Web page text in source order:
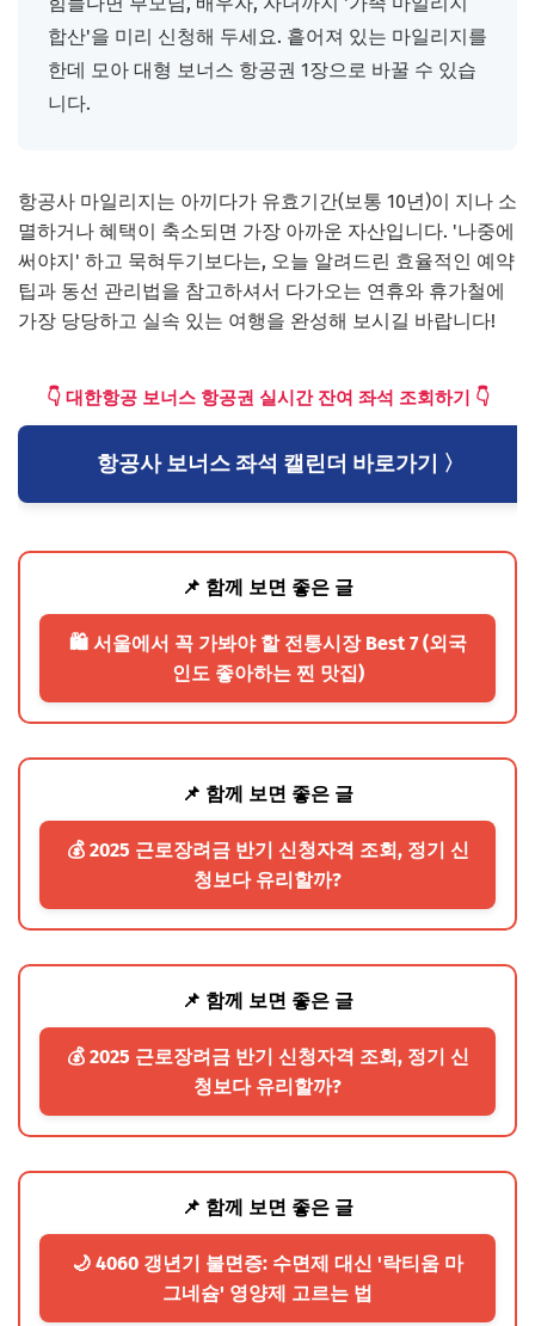
합산'을 미리 신청해 두세요. 흩어져 있는 마일리지를
한데 모아 대형 보너스 항공권 1장으로 바꿀 수 있습
니다.
항공사 마일리지는 아끼다가 유효기간(보통 10년)이 지나 소
멸하거나 혜택이 축소되면 가장 아까운 자산입니다. '나중에
써야지' 하고 묵혀두기보다는, 오늘 알려드린 효율적인 예약
팁과 동선 관리법을 참고하셔서 다가오는 연휴와 휴가철에
가장 당당하고 실속 있는 여행을 완성해 보시길 바랍니다!
👇 대한항공 보너스 항공권 실시간 잔여 좌석 조회하기 👇
항공사 보너스 좌석 캘린더 바로가기 〉
📌 함께 보면 좋은 글
🛍️ 서울에서 꼭 가봐야 할 전통시장 Best 7 (외국
인도 좋아하는 찐 맛집)
📌 함께 보면 좋은 글
💰 2025 근로장려금 반기 신청자격 조회, 정기 신
청보다 유리할까?
📌 함께 보면 좋은 글
💰 2025 근로장려금 반기 신청자격 조회, 정기 신
청보다 유리할까?
📌 함께 보면 좋은 글
🌙 4060 갱년기 불면증: 수면제 대신 '락티움 마
그네슘' 영양제 고르는 법